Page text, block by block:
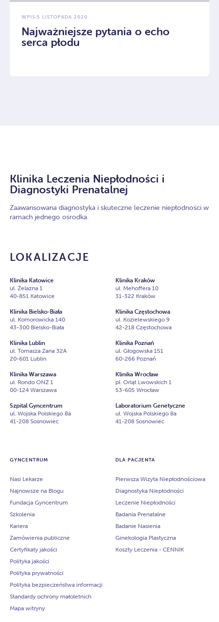
WPIS·5 LISTOPADA 2020
Najważniejsze pytania o echo
serca płodu
Klinika Leczenia Niepłodności i
Diagnostyki Prenatalnej
Zaawansowana diagnostyka i skuteczne leczenie niepłodności w
ramach jednego ośrodka.
GYNCENTRUM
Nasi Lekarze
Najnowsze na Blogu
Fundacja Gyncentrum
Szkolenia
Kariera
Zamówienia publiczne
Certyfikaty jakości
Polityka jakości
Polityka prywatności
Polityka bezpieczeństwa informacji
Standardy ochrony małoletnich
Mapa witryny
DLA PACJENTA
Pierwsza Wizyta Niepłodnościowa
Diagnostyka Niepłodności
Leczenie Niepłodności
Badania Prenatalne
Badanie Nasienia
Ginekologia Plastyczna
Koszty Leczenia - CENNIK
LOKALIZACJE
Klinika Katowice
ul. Żelazna 1
40-851 Katowice
Klinika Kraków
ul. Mehoffera 10
31-322 Kraków
Klinika Bielsko-Biała
ul. Komorowicka 140
43-300 Bielsko-Biała
Klinika Częstochowa
ul. Kozielewskiego 9
42-218 Częstochowa
Klinika Lublin
ul. Tomasza Zana 32A
20-601 Lublin
Klinika Poznań
ul. Głogowska 151
60-266 Poznań
Klinika Warszawa
ul. Rondo ONZ 1
00-124 Warszawa
Klinika Wrocław
pl. Orląt Lwowskich 1
53-605 Wrocław
Szpital Gyncentrum
ul. Wojska Polskiego 8a
41-208 Sosnowiec
Laboratorium Genetyczne
ul. Wojska Polskiego 8a
41-208 Sosnowiec